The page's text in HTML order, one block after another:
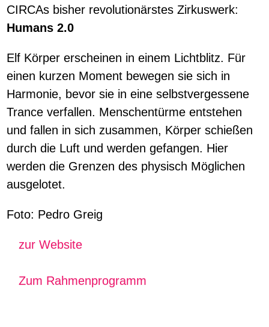
CIRCAs bisher revolutionärstes Zirkuswerk:
Humans 2.0
Elf Körper erscheinen in einem Lichtblitz. Für
einen kurzen Moment bewegen sie sich in
Harmonie, bevor sie in eine selbstvergessene
Trance verfallen. Menschentürme entstehen
und fallen in sich zusammen, Körper schießen
durch die Luft und werden gefangen. Hier
werden die Grenzen des physisch Möglichen
ausgelotet.
Foto: Pedro Greig
zur Website
Zum Rahmenprogramm